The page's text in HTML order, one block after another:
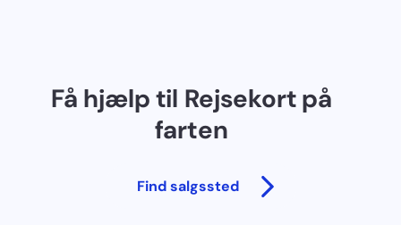
Få hjælp til Rejsekort på
farten
Find salgssted